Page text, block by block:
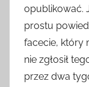
opublikować.
prostu
facecie, który
nie zgłosił
przez dwa